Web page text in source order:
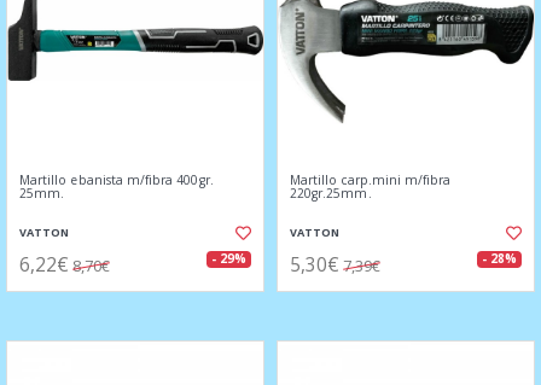
Martillo ebanista m/fibra 400gr.
25mm.
VATTON
6,22€ 8,70€ - 29%
Martillo carp.mini m/fibra
220gr.25mm.
VATTON
5,30€ 7,39€ - 28%